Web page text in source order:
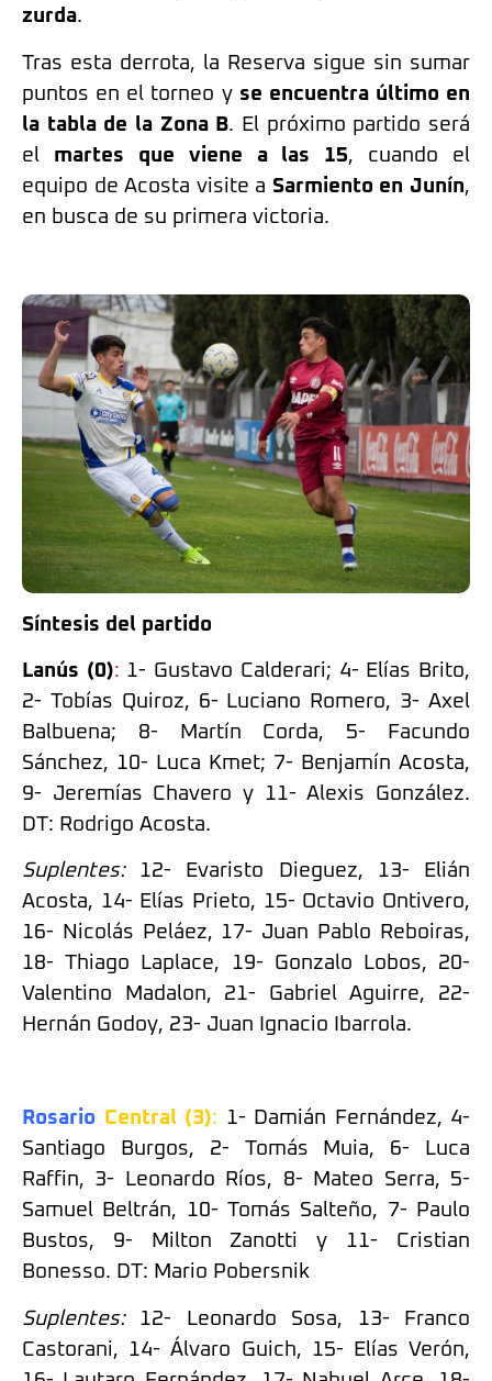
zurda.
Tras esta derrota, la Reserva sigue sin sumar
puntos en el torneo y se encuentra último en
la tabla de la Zona B. El próximo partido será
el martes que viene a las 15, cuando el
equipo de Acosta visite a Sarmiento en Junín,
en busca de su primera victoria.
Síntesis del partido
Lanús (0): 1- Gustavo Calderari; 4- Elías Brito,
2- Tobías Quiroz, 6- Luciano Romero, 3- Axel
Balbuena; 8- Martín Corda, 5- Facundo
Sánchez, 10- Luca Kmet; 7- Benjamín Acosta,
9- Jeremías Chavero y 11- Alexis González.
DT: Rodrigo Acosta.
Suplentes: 12- Evaristo Dieguez, 13- Elián
Acosta, 14- Elías Prieto, 15- Octavio Ontivero,
16- Nicolás Peláez, 17- Juan Pablo Reboiras,
18- Thiago Laplace, 19- Gonzalo Lobos, 20-
Valentino Madalon, 21- Gabriel Aguirre, 22-
Hernán Godoy, 23- Juan Ignacio Ibarrola.
Rosario Central (3): 1- Damián Fernández, 4-
Santiago Burgos, 2- Tomás Muia, 6- Luca
Raffin, 3- Leonardo Ríos, 8- Mateo Serra, 5-
Samuel Beltrán, 10- Tomás Salteño, 7- Paulo
Bustos, 9- Milton Zanotti y 11- Cristian
Bonesso. DT: Mario Pobersnik
Suplentes: 12- Leonardo Sosa, 13- Franco
Castorani, 14- Álvaro Guich, 15- Elías Verón,